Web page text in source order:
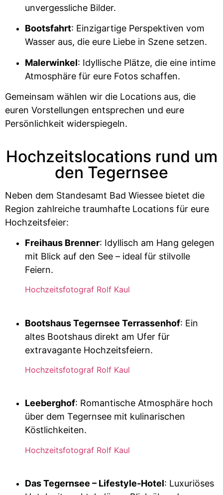
unvergessliche Bilder.
Bootsfahrt: Einzigartige Perspektiven vom
Wasser aus, die eure Liebe in Szene setzen.
Malerwinkel: Idyllische Plätze, die eine intime
Atmosphäre für eure Fotos schaffen.
Gemeinsam wählen wir die Locations aus, die
euren Vorstellungen entsprechen und eure
Persönlichkeit widerspiegeln.
Hochzeitslocations rund um
den Tegernsee
Neben dem Standesamt Bad Wiessee bietet die
Region zahlreiche traumhafte Locations für eure
Hochzeitsfeier:
Freihaus Brenner: Idyllisch am Hang gelegen
mit Blick auf den See – ideal für stilvolle
Feiern.
Hochzeitsfotograf Rolf Kaul
Bootshaus Tegernsee Terrassenhof: Ein
altes Bootshaus direkt am Ufer für
extravagante Hochzeitsfeiern.
Hochzeitsfotograf Rolf Kaul
Leeberghof: Romantische Atmosphäre hoch
über dem Tegernsee mit kulinarischen
Köstlichkeiten.
Hochzeitsfotograf Rolf Kaul
Das Tegernsee – Lifestyle-Hotel: Luxuriöses